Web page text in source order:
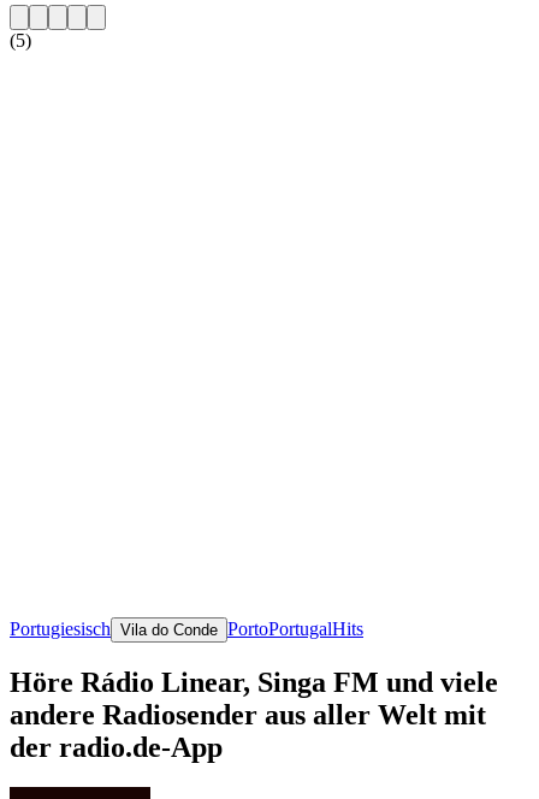
(5)
Portugiesisch Vila do Conde PortoPortugalHits
Höre Rádio Linear, Singa FM und viele
andere Radiosender aus aller Welt mit
der radio.de-App